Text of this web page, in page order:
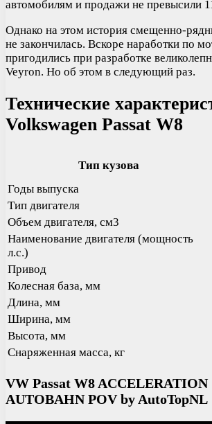
автомобилям и продажи не превысили
Однако на этом история смещенно-
не закончилась. Вскоре наработки по
пригодились при разработке
Veyron. Но об этом в следующий раз.
Технические
Volkswagen Passat W8
Тип кузова
Годы выпуска
Тип двигателя
Объем двигателя, см3
Наименование двигателя (мощность
л.с.)
Привод
Колесная база, мм
Длина, мм
Ширина, мм
Высота, мм
Снаряженная масса, кг
VW Passat W8 ACCELERATION
AUTOBAHN POV by AutoTopNL